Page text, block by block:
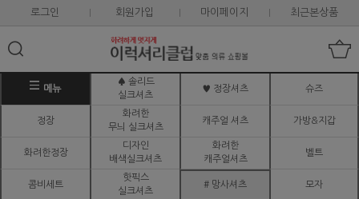
로그인 회원가입 마이페이지 최근본상품
메뉴
♠ 솔리드
실크셔츠
♥ 정장셔츠 슈즈
정장
화려한
무늬 실크셔츠
캐주얼 셔츠 가방&지갑
화려한정장
디자인
배색실크셔츠
화려한
캐주얼셔츠
벨트
콤비세트
핫픽스
실크셔츠
# 망사셔츠 모자